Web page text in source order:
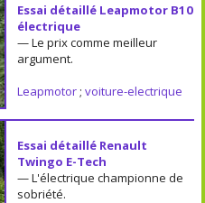
Essai détaillé Leapmotor B10
électrique
— Le prix comme meilleur
argument.
Leapmotor; voiture-electrique
Essai détaillé Renault
Twingo E-Tech
— L'électrique championne de
sobriété.